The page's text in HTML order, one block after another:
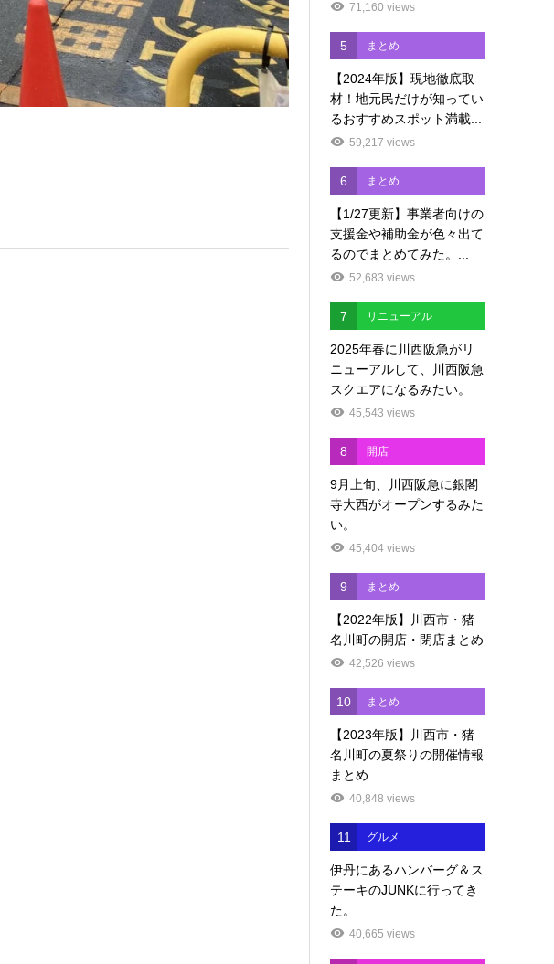
71,160 views
5 まとめ
【2024年版】現地徹底取
材！地元民だけが知ってい
るおすすめスポット満載...
59,217 views
6 まとめ
【1/27更新】事業者向けの
支援金や補助金が色々出て
るのでまとめてみた。...
52,683 views
7 リニューアル
2025年春に川西阪急がリ
ニューアルして、川西阪急
スクエアになるみたい。
45,543 views
8 開店
9月上旬、川西阪急に銀閣
寺大西がオープンするみた
い。
45,404 views
9 まとめ
【2022年版】川西市・猪
名川町の開店・閉店まとめ
42,526 views
10 まとめ
【2023年版】川西市・猪
名川町の夏祭りの開催情報
まとめ
40,848 views
11 グルメ
伊丹にあるハンバーグ＆ス
テーキのJUNKに行ってき
た。
40,665 views